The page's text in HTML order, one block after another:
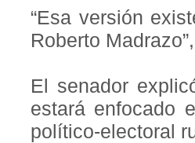
“Esa versión
Roberto
El senador
estará enfocado
político-electoral